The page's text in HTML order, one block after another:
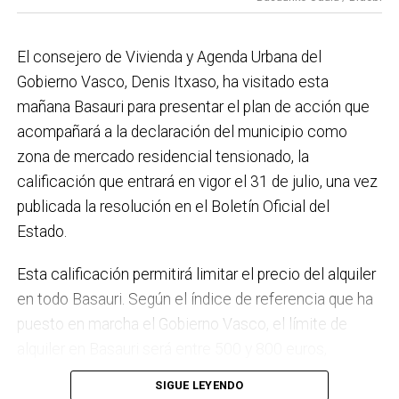
el Plan de Acción contra el Ruido y la instalación de
régimen de autoconsumo, que hacen de Basauri un
municipio más sostenible y preparado para el futuro.
En ese sentido, estamos trabajando en acciones de
clima y energía, entre las que destacan el diseño de
una red de refugios climáticos, junto con un Plan de
Actuación ante Episodios de Altas Temperaturas,
como las que recientemente hemos sufrido.
proyecto de lanueva haurreskola que se construirá en
Sarratu, junto a Arizko Ikastola, y que es una apuesta
por la educación pública y un elemento más de apoyo
el trabajo que desarrollamos en igualdad, con una
El consejero de Vivienda y Agenda Urbana del
Gobierno Vasco, Denis Itxaso, ha visitado esta
mañana Basauri para presentar el plan de acción que
acompañará a la declaración del municipio como
zona de mercado residencial tensionado, la
calificación que entrará en vigor el 31 de julio, una vez
publicada la resolución en el Boletín Oficial del
Estado.
Esta calificación permitirá limitar el precio del alquiler
en todo Basauri. Según el índice de referencia que ha
puesto en marcha el Gobierno Vasco, el límite de
dependiendo de la zona y de las características de la
SIGUE LEYENDO